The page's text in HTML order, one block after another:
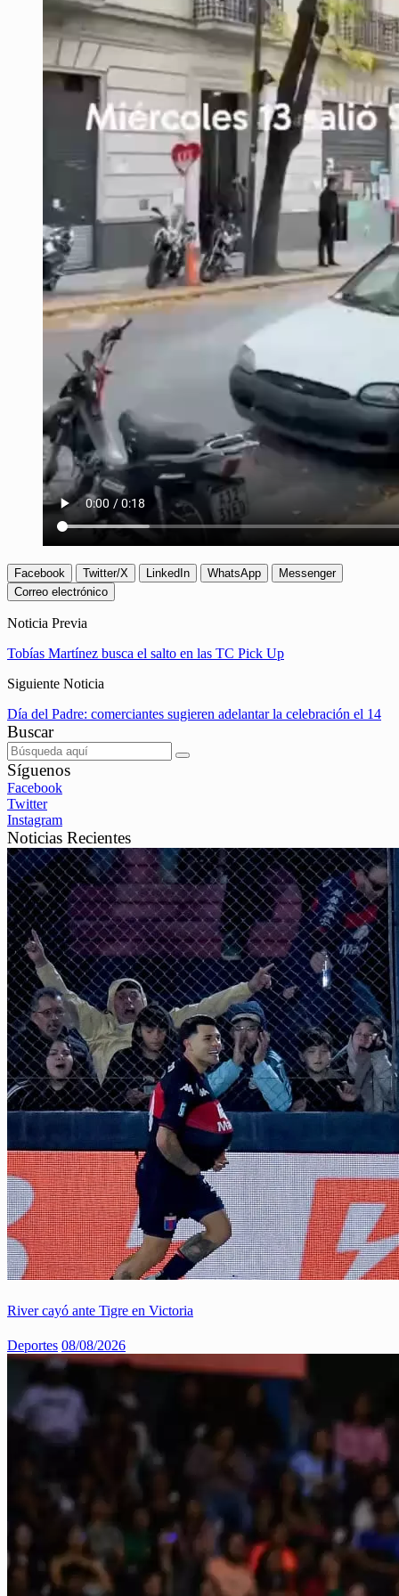
Facebook Twitter/X LinkedIn WhatsApp
Messenger
Correo electrónico
Noticia Previa
Tobías Martínez busca el salto en las TC Pick Up
Siguiente Noticia
Día del Padre: comerciantes sugieren adelantar la celebración el 14
Buscar
Síguenos
Facebook
Twitter
Instagram
Noticias Recientes
River cayó ante Tigre en Victoria
Deportes 08/08/2026